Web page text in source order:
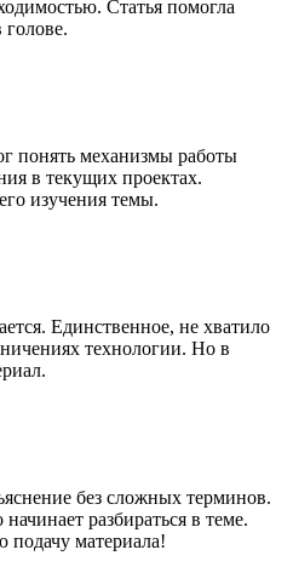
Статья помогла
понять механизмы работы
в текущих проектах.
изучения темы.
Единственное, не хватило
технологии. Но в
без сложных терминов.
разбираться в теме.
подачу материала!